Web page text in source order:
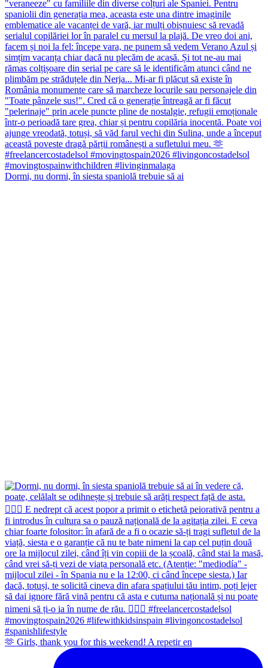
Dormi, nu dormi, în siesta spaniolă trebuie să ai
🫶 Girls, thank you for this weekend! A repetir en